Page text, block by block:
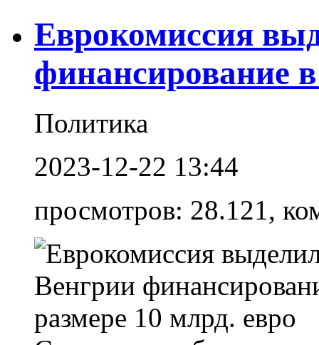
Еврокомиссия
финансирование
Политика
2023-12-22 13:44
просмотров: 28.121,